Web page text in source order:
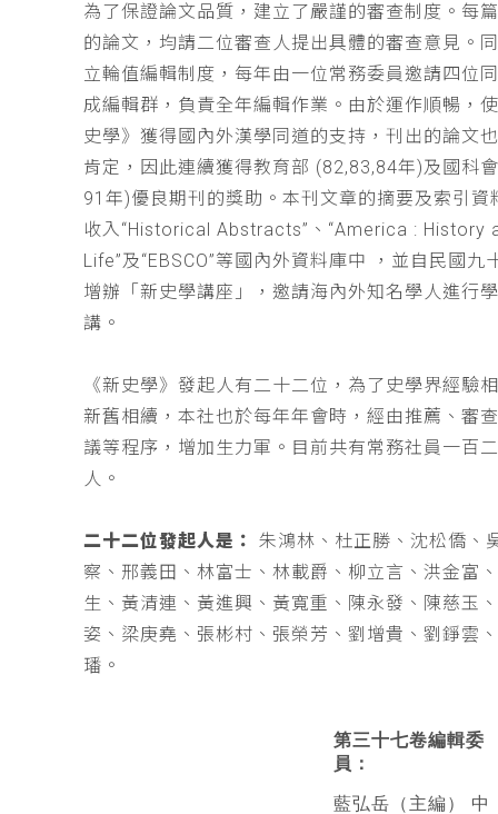
為了保證論文品質，建立了嚴謹的審查制度。每
的論文，均請二位審查人提出具體的審查意見。
立輪值編輯制度，每年由一位常務委員邀請四位
成編輯群，負責全年編輯作業。由於運作順暢，
史學》獲得國內外漢學同道的支持，刊出的論文
肯定，因此連續獲得教育部 (82,83,84年)及國科
91年)優良期刊的獎助。本刊文章的摘要及索引資
收入“Historical Abstracts”、“America : History
Life”及“EBSCO”等國內外資料庫中 ，並自民國九
增辦「新史學講座」，邀請海內外知名學人進行
講。
《新史學》發起人有二十二位，為了史學界經驗
新舊相續，本社也於每年年會時，經由推薦、審
議等程序，增加生力軍。目前共有常務社員一百
人。
二十二位發起人是：
朱鴻林、杜正勝、沈松僑、
察、邢義田、林富士、林載爵、柳立言、洪金富
生、黃清連、黃進興、黃寬重、陳永發、陳慈玉
姿、梁庚堯、張彬村、張榮芳、劉增貴、劉錚雲
璠。
第三十七卷編輯委
員：
藍弘岳（主編） 中